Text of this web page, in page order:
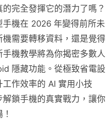
完全發揮它的潛力了嗎？
手機在 2026 年變得前所未
需要轉移資料，還是覺得
機教學將為你揭密多數人
隱藏功能。從極致省電設
作效率的 AI 實用小技
鎖手機的真實戰力，讓你